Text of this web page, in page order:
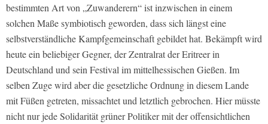
bestimmten Art von „Zuwanderern“ ist inzwischen in einem
solchen Maße symbiotisch geworden, dass sich längst eine
selbstverständliche Kampfgemeinschaft gebildet hat. Bekämpft wird
heute ein beliebiger Gegner, der Zentralrat der Eritreer in
Deutschland und sein Festival im mittelhessischen Gießen. Im
selben Zuge wird aber die gesetzliche Ordnung in diesem Lande
mit Füßen getreten, missachtet und letztlich gebrochen. Hier müsste
nicht nur jede Solidarität grüner Politiker mit der offensichtlichen